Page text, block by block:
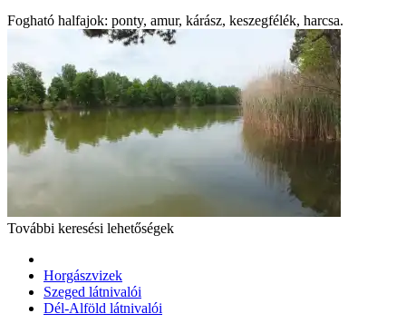
Fogható halfajok: ponty, amur, kárász, keszegfélék, harcsa.
További keresési lehetőségek
Horgászvizek
Szeged látnivalói
Dél-Alföld látnivalói